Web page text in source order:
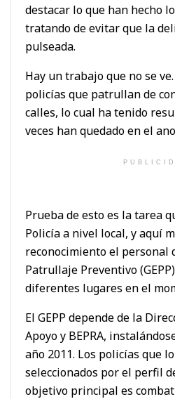
destacar lo que han hecho
tratando de evitar que la
pulseada.
Hay un trabajo que no se
policías que patrullan de
calles, lo cual ha tenido
veces han quedado en el
Prueba de esto es la tarea
Policía a nivel local, y aquí
reconocimiento el personal
Patrullaje Preventivo
diferentes lugares en el
El GEPP depende de la
Apoyo y BEPRA,
año 2011. Los policías que
seleccionados por el perfil
objetivo principal es